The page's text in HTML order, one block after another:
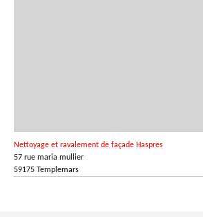
Nettoyage et ravalement de façade Haspres
57 rue maria mullier
59175 Templemars